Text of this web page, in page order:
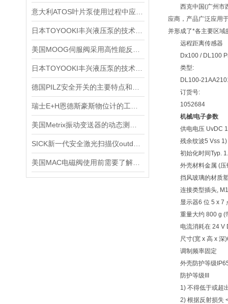
西克中国(广州市西
应商，产品广泛应用
并形成了*各主要区域
远程距离传感器
Dx100 / DL100
类型:
DL100-
订货号:
1052684
机械/电子参数
供电电压 UvDC
残余纹波5 Vss 1)
初始化时间Typ.
外壳材料金属 (压
挡风玻璃的材质塑
连接类型插头,
显示器6 位 5 x 7
重量大约 800 g (
电流消耗在 24 V
尺寸(宽 x 高 x 深
调制频率固定
外壳防护等级
防护等级III
1) 不得低于或超
2) 根据反射损失 <